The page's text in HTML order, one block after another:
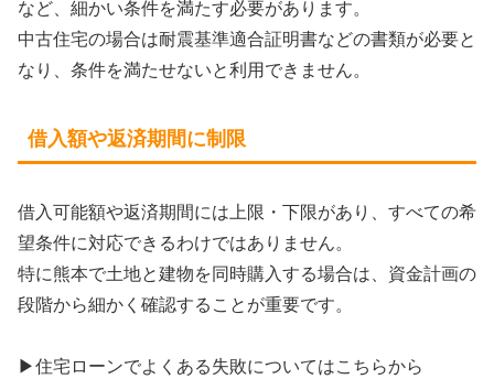
など、細かい条件を満たす必要があります。
中古住宅の場合は耐震基準適合証明書などの書類が必要と
なり、条件を満たせないと利用できません。
借入額や返済期間に制限
借入可能額や返済期間には上限・下限があり、すべての希
望条件に対応できるわけではありません。
特に熊本で土地と建物を同時購入する場合は、資金計画の
段階から細かく確認することが重要です。
▶︎住宅ローンでよくある失敗についてはこちらから